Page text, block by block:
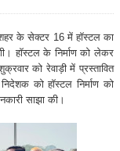
शहर के सेक्टर 16 में हॉस्टल का
हॉस्टल के निर्माण को लेकर
को रेवाड़ी में प्रस्तावित
को हॉस्टल निर्माण को
साझा की।